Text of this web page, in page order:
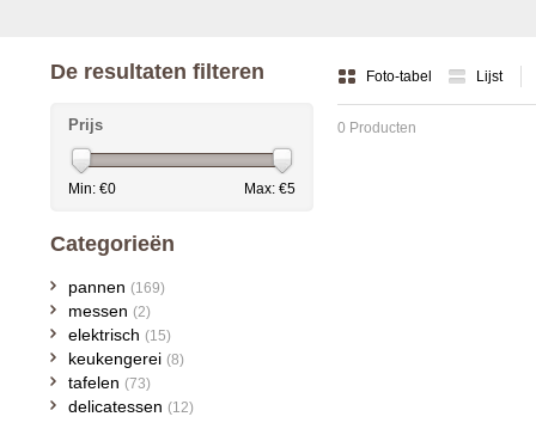
Foto-tabel Lijst
0 Producten
De resultaten filteren
Prijs
Min: €0 Max: €5
Categorieën
pannen (169)
messen (2)
elektrisch (15)
keukengerei (8)
tafelen (73)
delicatessen (12)